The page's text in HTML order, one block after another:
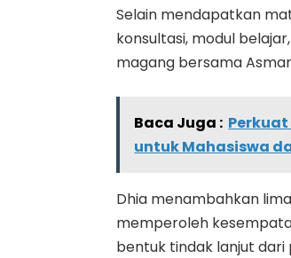
Selain mendapatkan
konsultasi, modul
magang bersama
Baca Juga : Perkuat
untuk Mahasiswa
Dhia menambahkan
memperoleh
bentuk tindak lanjut dari